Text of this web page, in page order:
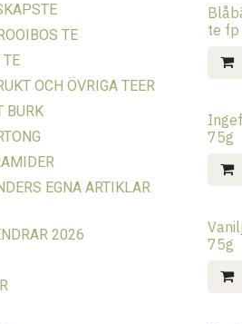
TE
TE
OCH ÖVRIGA TEER
BURK
EGNA ARTIKLAR
2026
te fp
75g
75g